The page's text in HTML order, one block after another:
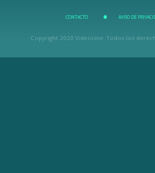
CONTACTO AVISO DE
Copyright 2020 Videocine. Todos los